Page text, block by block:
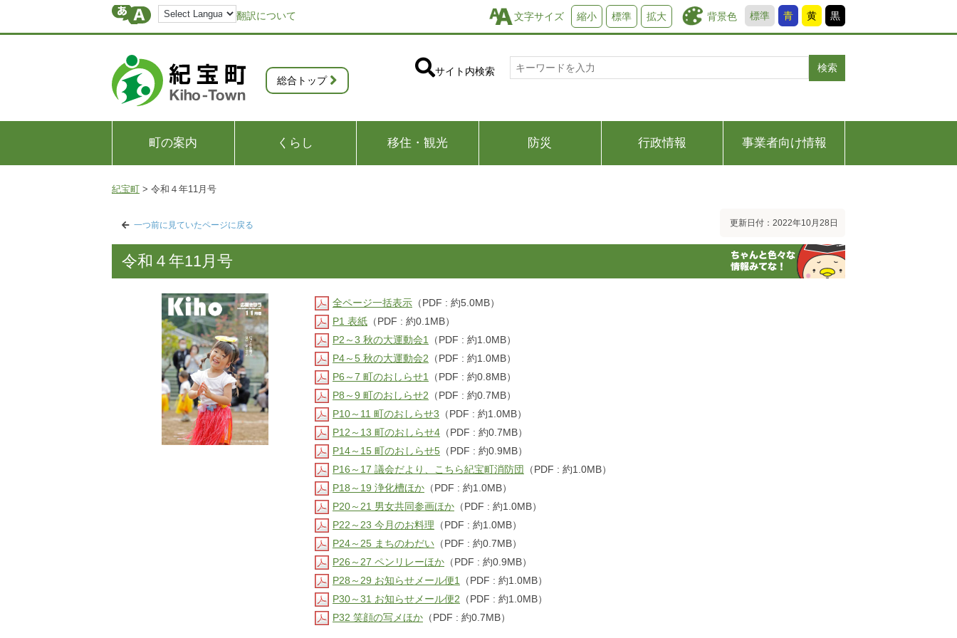
翻訳について 背景色 標準 青 黄 黒
文字サイズ 縮小 標準 拡大
総合トップ
サイト内検索 検索
町の案内 くらし 移住・観光 防災 行政情報 事業者向け情報
紀宝町 > 令和４年11月号
一つ前に見ていたページに戻る 更新日付：2022年10月28日
令和４年11月号
全ページ一括表示 （PDF : 約5.0MB）
P1 表紙 （PDF : 約0.1MB）
P2～3 秋の大運動会1 （PDF : 約1.0MB）
P4～5 秋の大運動会2 （PDF : 約1.0MB）
P6～7 町のおしらせ1 （PDF : 約0.8MB）
P8～9 町のおしらせ2 （PDF : 約0.7MB）
P10～11 町のおしらせ3 （PDF : 約1.0MB）
P12～13 町のおしらせ4 （PDF : 約0.7MB）
P14～15 町のおしらせ5 （PDF : 約0.9MB）
P16～17 議会だより、こちら紀宝町消防団
（PDF : 約1.0MB）
P18～19 浄化槽ほか （PDF : 約1.0MB）
P20～21 男女共同参画ほか （PDF : 約1.0MB）
P22～23 今月のお料理 （PDF : 約1.0MB）
P24～25 まちのわだい （PDF : 約0.7MB）
P26～27 ペンリレーほか （PDF : 約0.9MB）
P28～29 お知らせメール便1 （PDF : 約1.0MB）
P30～31 お知らせメール便2 （PDF : 約1.0MB）
P32 笑顔の写メほか （PDF : 約0.7MB）